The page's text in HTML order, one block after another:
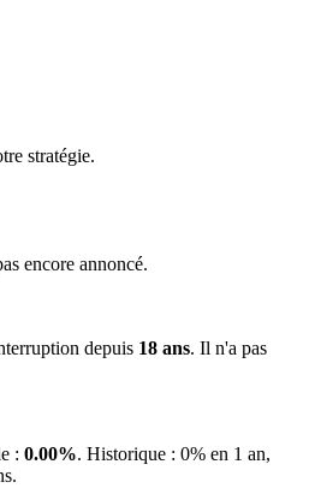
stratégie.
encore annoncé.
depuis 18 ans. Il n'a pas
: 0.00%. Historique : 0% en 1 an,